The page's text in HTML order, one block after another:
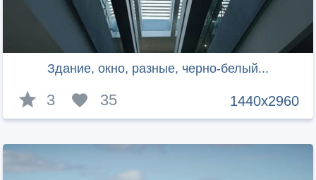
Здание, окно, разные, черно-белый...
1440x2960
3 35